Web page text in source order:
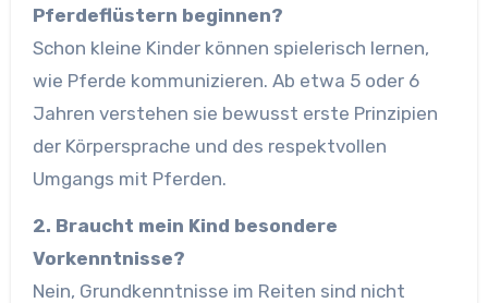
Pferdeflüstern beginnen?
Schon kleine Kinder können spielerisch lernen,
wie Pferde kommunizieren. Ab etwa 5 oder 6
Jahren verstehen sie bewusst erste Prinzipien
der Körpersprache und des respektvollen
Umgangs mit Pferden.
2. Braucht mein Kind besondere
Vorkenntnisse?
Nein, Grundkenntnisse im Reiten sind nicht